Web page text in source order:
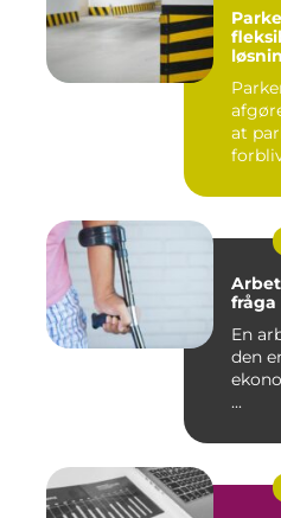
at
fråga
En
den
...